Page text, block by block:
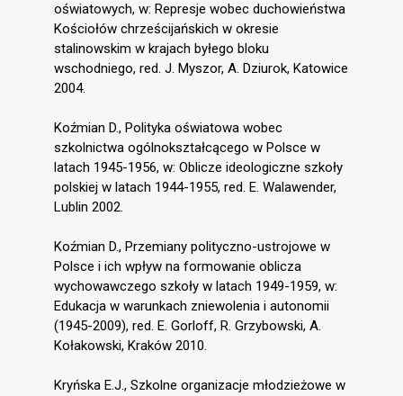
oświatowych, w: Represje wobec duchowieństwa
Kościołów chrześcijańskich w okresie
stalinowskim w krajach byłego bloku
wschodniego, red. J. Myszor, A. Dziurok, Katowice
2004.
Koźmian D., Polityka oświatowa wobec
szkolnictwa ogólnokształcącego w Polsce w
latach 1945-1956, w: Oblicze ideologiczne szkoły
polskiej w latach 1944-1955, red. E. Walawender,
Lublin 2002.
Koźmian D., Przemiany polityczno-ustrojowe w
Polsce i ich wpływ na formowanie oblicza
wychowawczego szkoły w latach 1949-1959, w:
Edukacja w warunkach zniewolenia i autonomii
(1945-2009), red. E. Gorloff, R. Grzybowski, A.
Kołakowski, Kraków 2010.
Kryńska E.J., Szkolne organizacje młodzieżowe w